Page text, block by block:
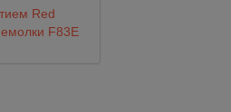
Red
F83E